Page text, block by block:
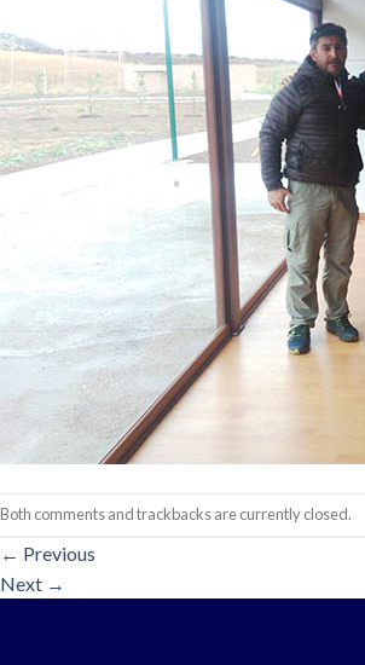
Both comments and trackbacks are currently closed.
← Previous
Next →